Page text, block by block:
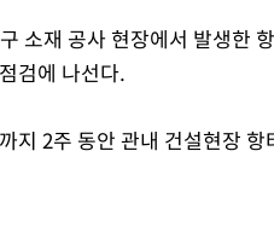
소재 공사 현장에서 발생한
검에 나선다.
지 2주 동안 관내 건설현장 항